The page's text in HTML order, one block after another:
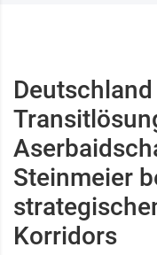
Steinmeier
Korridors